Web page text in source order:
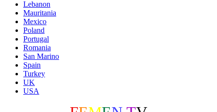
Lebanon
Mauritania
Mexico
Poland
Portugal
Romania
San Marino
Spain
Turkey
UK
USA